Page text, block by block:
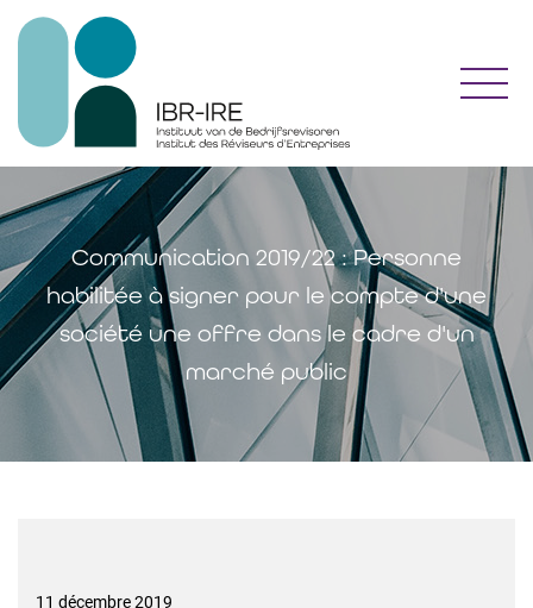
Communication 2019/22 : Personne
habilitée à signer pour le compte d'une
société une offre dans le cadre d'un
marché public
11 décembre 2019